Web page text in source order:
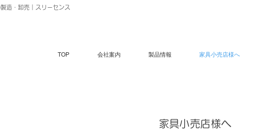
造・卸売｜スリーセンス
TOP 会社案内 製品情報 家具小売店様へ
家具小売店様へ